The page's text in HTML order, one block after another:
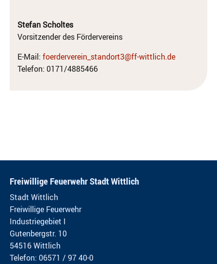
Stefan Scholtes
Vorsitzender des Fördervereins
E-Mail: foerderverein_standort3@ff-wittlich.de
Telefon: 0171/4885466
Freiwillige Feuerwehr Stadt Wittlich
Stadt Wittlich
Freiwillige Feuerwehr
Industriegebiet I
Gutenbergstr. 10
54516 Wittlich
Telefon: 06571 / 97 40-0